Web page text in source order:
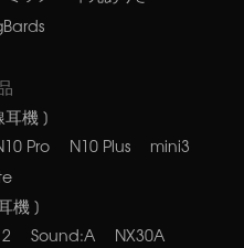
耳機 ]
Pro N10 Plus
mini3
機 ]
Sound:A NX30A